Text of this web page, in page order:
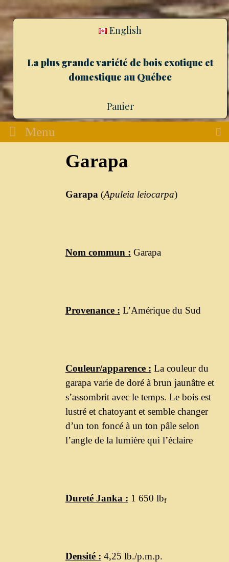
English
La plus grande variété de bois exotique et
domestique au Québec
Panier
Menu
Garapa
Garapa (Apuleia leiocarpa)
Nom commun : Garapa
Provenance : L’Amérique du Sud
Couleur/apparence : La couleur du
garapa varie de doré à brun jaunâtre et
s’assombrit avec le temps. Le bois est
lustré et chatoyant et semble changer
d’un ton foncé à un ton pâle selon
l’angle de la lumière qui l’éclaire
Dureté Janka : 1 650 lbf
Densité : 4,25 lb./p.m.p.